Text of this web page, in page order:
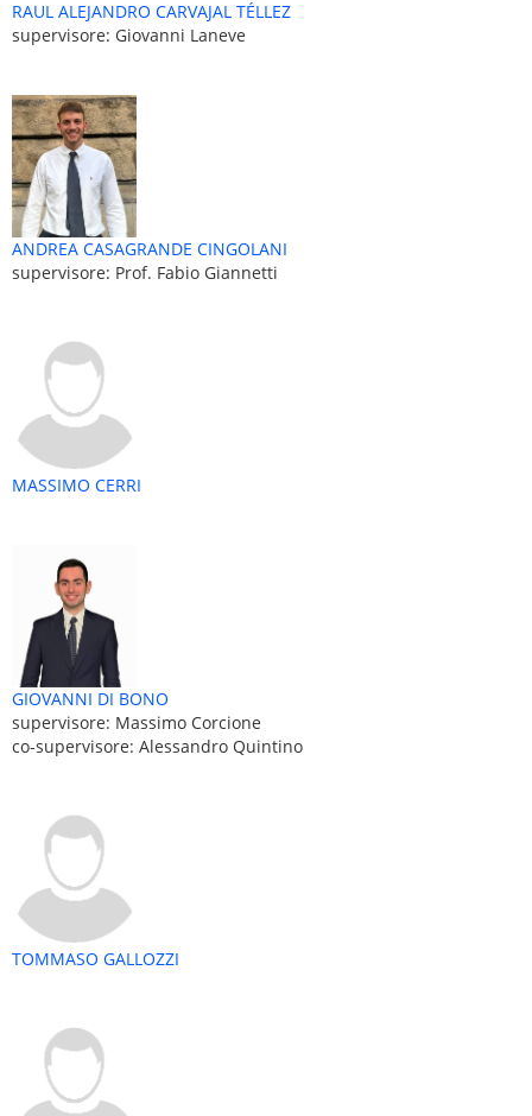
RAUL ALEJANDRO CARVAJAL TÉLLEZ
supervisore: Giovanni Laneve
ANDREA CASAGRANDE CINGOLANI
supervisore: Prof. Fabio Giannetti
MASSIMO CERRI
GIOVANNI DI BONO
supervisore: Massimo Corcione
co-supervisore: Alessandro Quintino
TOMMASO GALLOZZI